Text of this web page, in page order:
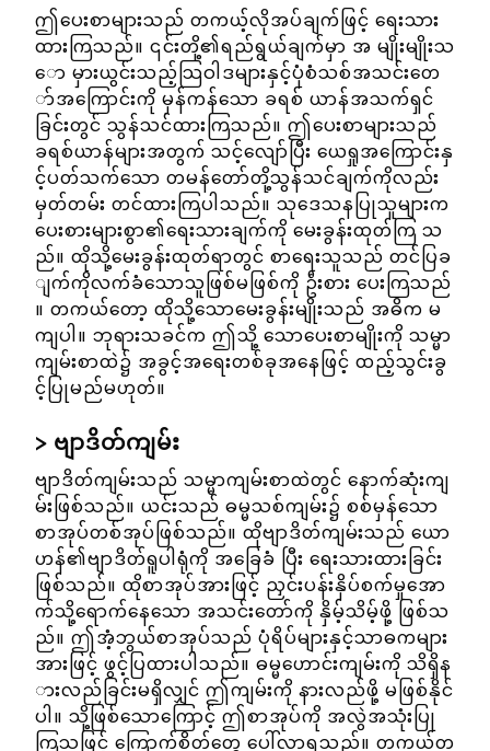
ဤပေးစာများသည် တကယ့်လိုအပ်ချက်ဖြင့် ရေးသား
ထားကြသည်။ ၎င်းတို့၏ရည်ရွယ်ချက်မှာ အ မျိုးမျိုးသ
ော မှားယွင်းသည့်သြဝါဒများနှင့်ပုံစံသစ်အသင်းတေ
ာ်အကြောင်းကို မှန်ကန်သော ခရစ် ယာန်အသက်ရှင်
ခြင်းတွင် သွန်သင်ထားကြသည်။ ဤပေးစာများသည်
ခရစ်ယာန်များအတွက် သင့်လျော်ပြီး ယေရှုအကြောင်းနှ
င့်ပတ်သက်သော တမန်တော်တို့သွန်သင်ချက်ကိုလည်း
မှတ်တမ်း တင်ထားကြပါသည်။ သုဒေသနပြုသူများက
ပေးစားများစွာ၏ရေးသားချက်ကို မေးခွန်းထုတ်ကြ သ
ည်။ ထိုသို့မေးခွန်းထုတ်ရာတွင် စာရေးသူသည် တင်ပြခ
ျက်ကိုလက်ခံသောသူဖြစ်မဖြစ်ကို ဦးစား ပေးကြသည်
။ တကယ်တော့ ထိုသို့သောမေးခွန်းမျိုးသည် အဓိက မ
ကျပါ။ ဘုရားသခင်က ဤသို့ သောပေးစာမျိုးကို သမ္မာ
ကျမ်းစာထဲ၌ အခွင့်အရေးတစ်ခုအနေဖြင့် ထည့်သွင်းခွ
င့်ပြုမည်မဟုတ်။
ဗျာဒိတ်ကျမ်း
ဗျာဒိတ်ကျမ်းသည် သမ္မာကျမ်းစာထဲတွင် နောက်ဆုံးကျ
မ်းဖြစ်သည်။ ယင်းသည် ဓမ္မသစ်ကျမ်း၌ စစ်မှန်သော
စာအုပ်တစ်အုပ်ဖြစ်သည်။ ထိုဗျာဒိတ်ကျမ်းသည် ယော
ဟန်၏ဗျာဒိတ်ရူပါရုံကို အခြေခံ ပြီး ရေးသားထားခြင်း
ဖြစ်သည်။ ထိုစာအုပ်အားဖြင့် ညှင်းပန်းနှိပ်စက်မှုအော
က်သို့ရောက်နေသော အသင်းတော်ကို နှိမ့်သိမ့်ဖို့ ဖြစ်သ
ည်။ ဤအံ့ဘွယ်စာအုပ်သည် ပုံရိပ်များနှင့်သာဓကများ
အားဖြင့် ဖွင့်ပြထားပါသည်။ ဓမ္မဟောင်းကျမ်းကို သိရှိန
ားလည်ခြင်းမရှိလျှင် ဤကျမ်းကို နားလည်ဖို့ မဖြစ်နိုင်
ပါ။ သို့ဖြစ်သောကြောင့် ဤစာအုပ်ကို အလွဲအသုံးပြု